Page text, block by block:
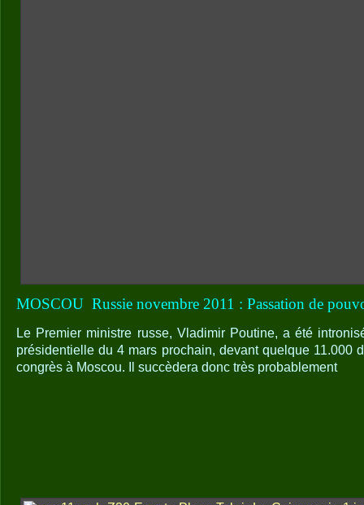
MOSCOU Russie novembre 2011 : Passation de
Le Premier ministre russe, Vladimir Poutine, a été
présidentielle du 4 mars prochain, devant quelque 11.000
congrès à Moscou. Il succèdera donc très probablement